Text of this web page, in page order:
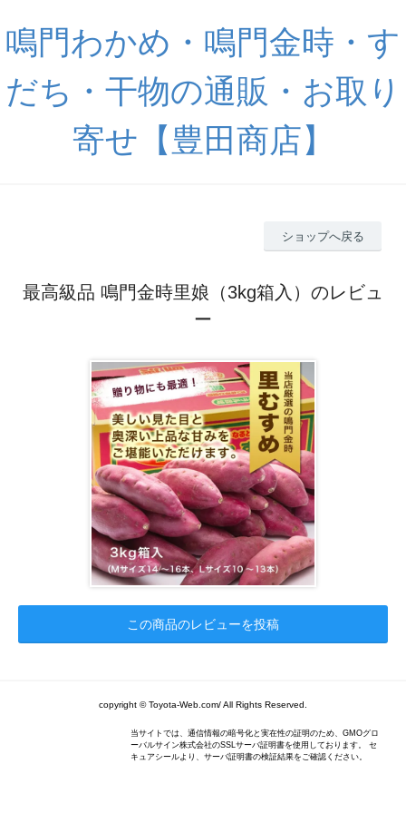
鳴門わかめ・鳴門金時・す
だち・干物の通販・お取り
寄せ【豊田商店】
ショップへ戻る
最高級品 鳴門金時里娘（3kg箱入）のレビュ
ー
この商品のレビューを投稿
copyright © Toyota-Web.com/ All Rights Reserved.
当サイトでは、通信情報の暗号化と実在性の証明のため、GMOグロ
ーバルサイン株式会社のSSLサーバ証明書を使用しております。 セ
キュアシールより、サーバ証明書の検証結果をご確認ください。